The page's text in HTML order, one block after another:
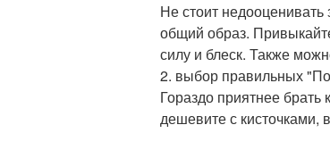
Не стоит
общий образ.
силу и блеск. Также
2. выбор правильных
Гораздо приятнее
дешевите с кисточками,